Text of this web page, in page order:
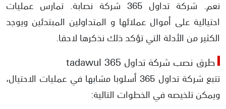
نعم. شركة تداول 365 شركة نصابة. تمارس عمليات
احتيالية على أموال عملائها و المتداولين المبتدئين ويوجد
الكثير من الأدلة التي تؤكد ذلك نذكرها لاحقا.
طرق نصب شركة تداول tadawul 365
تتبع شركة تداول 365 أسلوبا مشابها في عمليات الاحتيال،
ويمكن تلخيصه في الخطوات التالية: